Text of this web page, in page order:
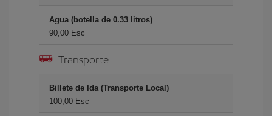
Agua (botella de 0.33 litros)
90,00 Esc
Transporte
Billete de Ida (Transporte Local)
100,00 Esc